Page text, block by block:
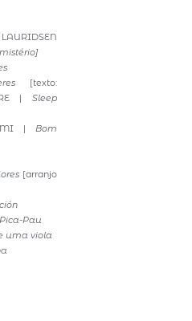
[texto:
| Sleep
| Bom
[arranjo
Pau
uma viola